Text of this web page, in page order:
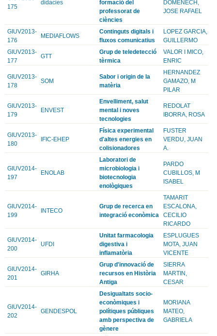
175
didacies
formació del
professorat de
ciències
DOMENECH,
JOSE RAFAEL
GIUV2013-
176
MEDIAFLOWS
Continguts digitals i
fluxos comunicatius
LOPEZ GARCIA,
GUILLERMO
GIUV2013-
177
GTT
Grup de teledetecció
tèrmica
VALOR I MICO,
ENRIC
GIUV2013-
178
SOM
Sabor i origin de la
matèria
HERNANDEZ
GAMAZO, M
PILAR
GIUV2013-
179
ENVEST
Envelliment, salut
mental i noves
tecnologies
REDOLAT
IBORRA, ROSA
GIUV2013-
180
IFIC-EHEP
Física experimental
d'altes energies en
colisionadores
FUSTER
VERDU, JUAN
A.
GIUV2014-
197
ENOLAB
Laboratori de
microbiologia i
biotecnologia
enològiques
PARDO
CUBILLOS, M
ISABEL
GIUV2014-
199
INTECO
Grup de recerca en
integració econòmica
TAMARIT
ESCALONA,
CECILIO
RICARDO
GIUV2014-
200
UFDI
Unitat farmacologia
digestiva i
inflamatòria
ESPLUGUES
MOTA, JUAN
VICENTE
GIUV2014-
201
GIRHA
Grup d'innovació de
recursos en Història
Antiga
SIERRA
MARTIN,
CESAR
GIUV2014-
202
GENDESPOL
Desigualtats socio-
econòmiques i
polítiques públiques
amb perspectiva de
gènere
MORIANA
MATEO,
GABRIELA